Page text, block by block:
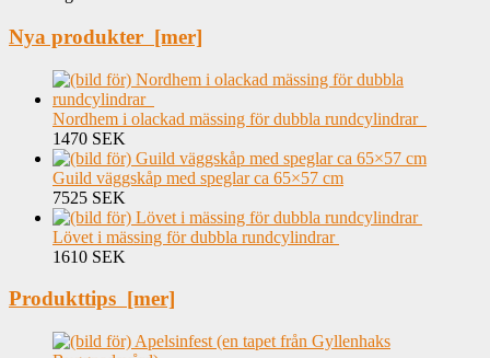
Nya produkter [mer]
Nordhem i olackad mässing för dubbla rundcylindrar
1470 SEK
Guild väggskåp med speglar ca 65×57 cm
7525 SEK
Lövet i mässing för dubbla rundcylindrar
1610 SEK
Produkttips [mer]